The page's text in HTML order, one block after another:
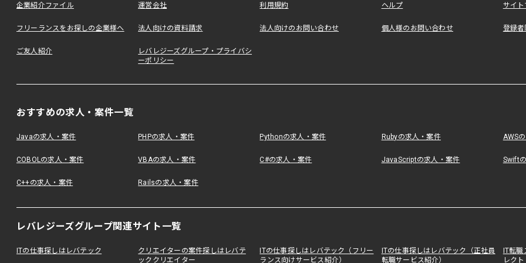
企業紹介ファイル 運営会社 利用規約 ヘルプ サイ
フリーランスをお探しの企業様へ 法人向けの資料請求 法人向けのお問い合わせ 個人様のお問い合わせ 登録者
ご友人紹介
レバレジーズグループ・プライバシ
ーポリシー
おすすめの求人・案件一覧
Javaの求人・案件 PHPの求人・案件 Pythonの求人・案件 Rubyの求人・案件 AWS
COBOLの求人・案件 VBAの求人・案件 C#の求人・案件 JavaScriptの求人・案件 Swift
C++の求人・案件 Railsの求人・案件
レバレジーズグループ関連サイト一覧
ITの仕事探しはレバテック
クリエイターの案件探しはレバテ
ッククリエイター
ITの仕事探しはレバテック（フリー
ランス向けサービス紹介）
ITの仕事探しはレバテック（正社員
転職サービス紹介）
IT転
レクト